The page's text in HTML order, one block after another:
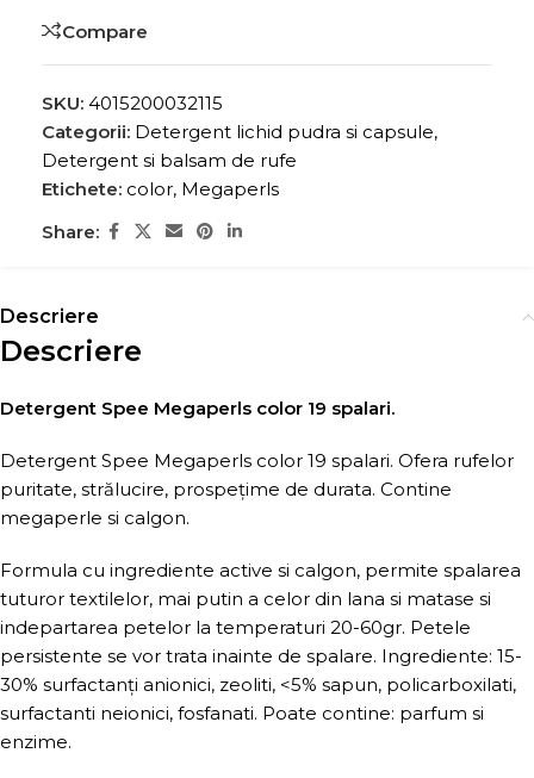
Compare
SKU: 4015200032115
Categorii: Detergent lichid pudra si capsule,
Detergent si balsam de rufe
Etichete: color, Megaperls
Share:
Descriere
Descriere
Detergent Spee Megaperls color 19 spalari.
Detergent Spee Megaperls color 19 spalari. Ofera rufelor
puritate, strălucire, prospețime de durata. Contine
megaperle si calgon.
Formula cu ingrediente active si calgon, permite spalarea
tuturor textilelor, mai putin a celor din lana si matase si
indepartarea petelor la temperaturi 20-60gr. Petele
persistente se vor trata inainte de spalare. Ingrediente: 15-
30% surfactanți anionici, zeoliti, <5% sapun, policarboxilati,
surfactanti neionici, fosfanati. Poate contine: parfum si
enzime.